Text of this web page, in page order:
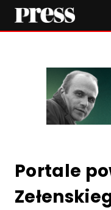
Portale